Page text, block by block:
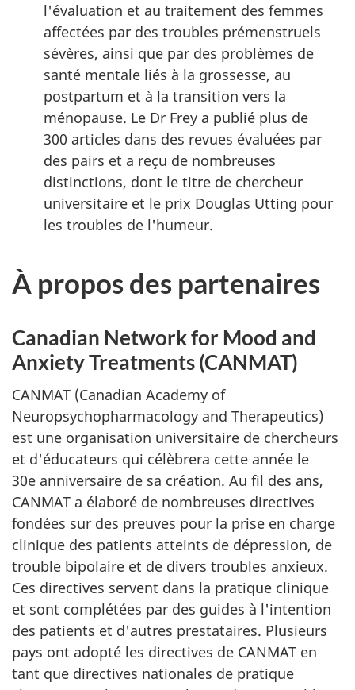
l'évaluation et au traitement des femmes
affectées par des troubles prémenstruels
sévères, ainsi que par des problèmes de
santé mentale liés à la grossesse, au
postpartum et à la transition vers la
ménopause. Le Dr Frey a publié plus de
300 articles dans des revues évaluées par
des pairs et a reçu de nombreuses
distinctions, dont le titre de chercheur
universitaire et le prix Douglas Utting pour
les troubles de l'humeur.
À propos des partenaires
Canadian Network for Mood and
Anxiety Treatments (CANMAT)
CANMAT (Canadian Academy of
Neuropsychopharmacology and Therapeutics)
est une organisation universitaire de chercheurs
et d'éducateurs qui célèbrera cette année le
30e anniversaire de sa création. Au fil des ans,
CANMAT a élaboré de nombreuses directives
fondées sur des preuves pour la prise en charge
clinique des patients atteints de dépression, de
trouble bipolaire et de divers troubles anxieux.
Ces directives servent dans la pratique clinique
et sont complétées par des guides à l'intention
des patients et d'autres prestataires. Plusieurs
pays ont adopté les directives de CANMAT en
tant que directives nationales de pratique